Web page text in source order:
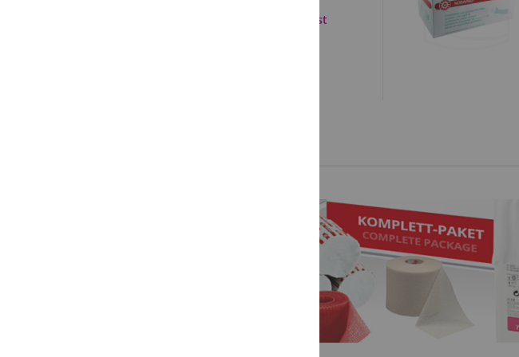
Cellona Shoecast